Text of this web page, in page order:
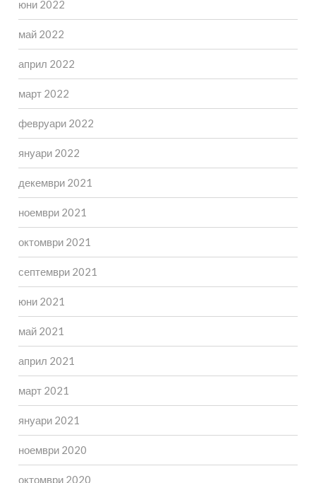
юни 2022
май 2022
април 2022
март 2022
февруари 2022
януари 2022
декември 2021
ноември 2021
октомври 2021
септември 2021
юни 2021
май 2021
април 2021
март 2021
януари 2021
ноември 2020
октомври 2020